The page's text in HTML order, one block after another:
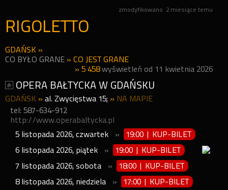
zmodyfikowano 2 miesiące temu
RIGOLETTO
GDAŃSK »
CO BYŁO GRANE » CO JEST GRANE
» 5 458wyświetleń od 11 kwietnia 2026
OPERA BAŁTYCKA W GDAŃSKU
GDAŃSK » al. Zwycięstwa 15; » NA MAPIE
tel: 587-634-912
http://www.operabaltycka.pl
5 listopada 2026, czwartek »
19:00 | KUP-BILET
6 listopada 2026, piątek »
19:00 | KUP-BILET
7 listopada 2026, sobota »
18:00 | KUP-BILET
8 listopada 2026, niedziela »
17:00 | KUP-BILET